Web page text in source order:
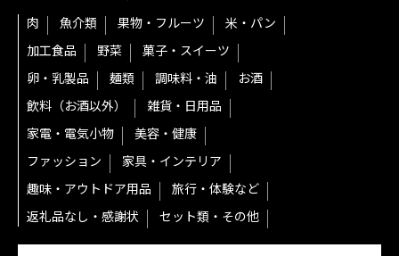
肉 魚介類 果物・フルーツ
米・パン
加工食品
野菜
菓子・スイーツ
卵・乳製品
麺類 調味料・油
お酒
飲料（お酒以外）
雑貨・日用品
家電・電気小物
美容・健康
ファッション
家具・インテリア
趣味・アウトドア用品
旅行・体験など
返礼品なし・感謝状
セット類・その他